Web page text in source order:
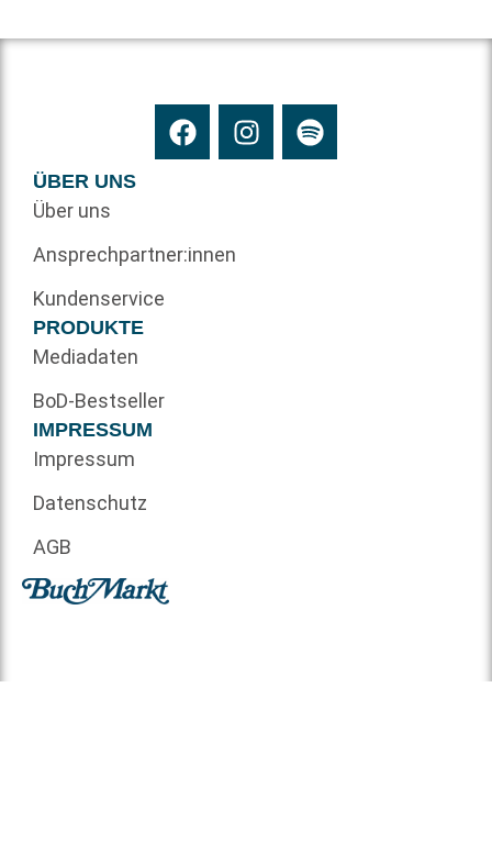
ÜBER UNS
Über uns
Ansprechpartner:innen
Kundenservice
PRODUKTE
Mediadaten
BoD-Bestseller
IMPRESSUM
Impressum
Datenschutz
AGB